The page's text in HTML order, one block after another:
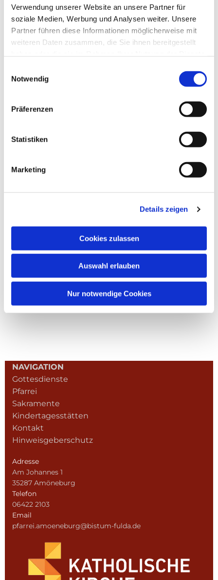
Verwendung unserer Website an unsere Partner für
soziale Medien, Werbung und Analysen weiter. Unsere
Partner führen diese Informationen möglicherweise mit
weiteren Daten zusammen, die Sie ihnen bereitgestellt
Notwendig
Präferenzen
Statistiken
Marketing
Details zeigen
Cookies zulassen
Auswahl erlauben
Nur notwendige Cookies
Dies könnte Sie auch
NAVIGATION
Gottesdienste
Pfarrei
Sakramente
Kindertagesstätten
Kontakt
Hinweisgeberschutz
Adresse
Am Johannes 1
35287 Amöneburg
Telefon
06422 2103
Email
pfarrei.amoeneburg@bistum-fulda.de